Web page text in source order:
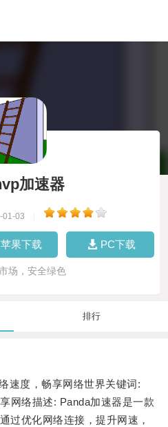
加速器
01-03
苹果下载 PC下载
场，安全绿色
排行
度，畅享网络世界关键词:
网络描述: Panda加速器是一款
过优化网络连接，提升网速，